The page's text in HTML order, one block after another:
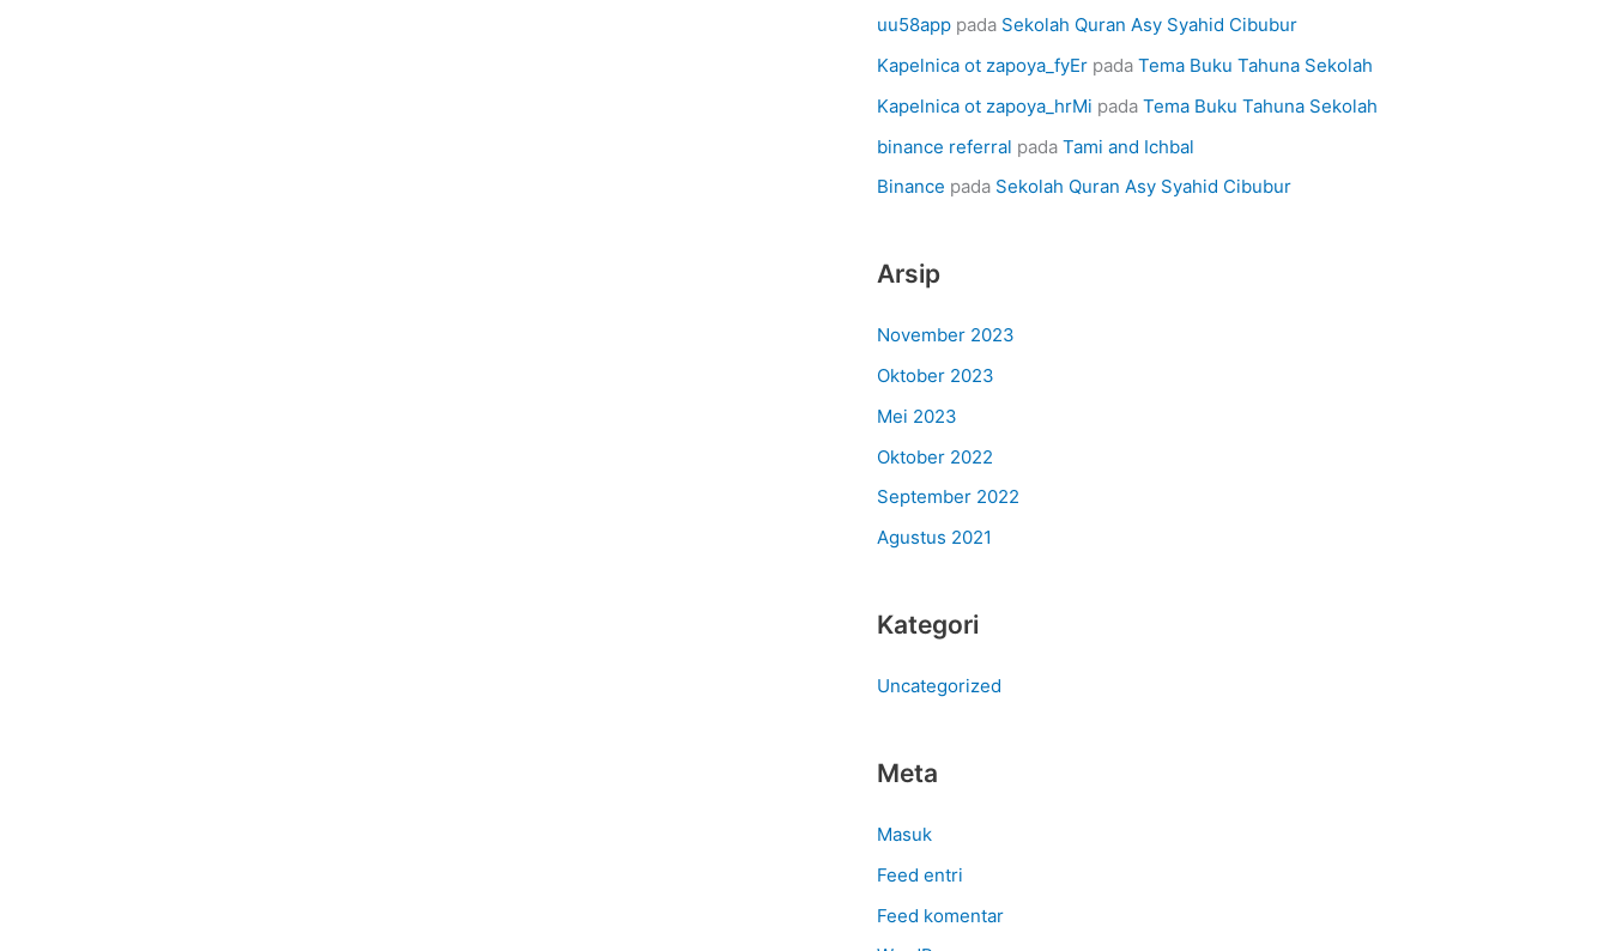
uu58app pada Sekolah Quran Asy Syahid Cibubur
Kapelnica ot zapoya_fyEr pada Tema Buku Tahuna Sekolah
Kapelnica ot zapoya_hrMi pada Tema Buku Tahuna Sekolah
binance referral pada Tami and Ichbal
Binance pada Sekolah Quran Asy Syahid Cibubur
Arsip
November 2023
Oktober 2023
Mei 2023
Oktober 2022
September 2022
Agustus 2021
Kategori
Uncategorized
Meta
Masuk
Feed entri
Feed komentar